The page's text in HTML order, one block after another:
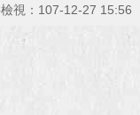
視：107-12-27 15:56